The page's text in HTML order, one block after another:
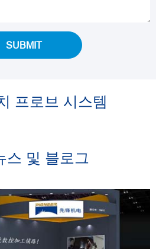
SUBMIT
프로브 시스템
스 및 블로그